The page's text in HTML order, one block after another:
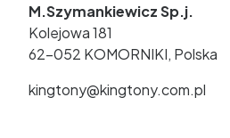
M.Szymankiewicz Sp.j.
Kolejowa 181
62-052 KOMORNIKI, Polska
kingtony@kingtony.com.pl